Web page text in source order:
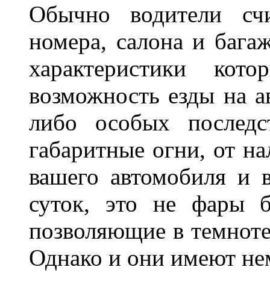
Обычно водители
номера, салона и
характеристики
возможность езды на
либо особых
габаритные огни, от
вашего автомобиля и
суток, это не фары
позволяющие в
Однако и они имеют